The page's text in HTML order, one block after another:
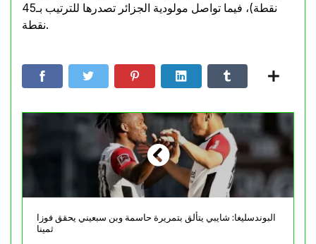
نقطة)، فيما تواصل مولودية الجزائر تصدرها للترتيب بـ45
نقطة.
البوندسليغا: شايبي يتألق بتمريرة حاسمة وبن سبعيني يحقق فوزا
ثمينا